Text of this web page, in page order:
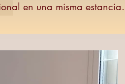
en una misma estancia.